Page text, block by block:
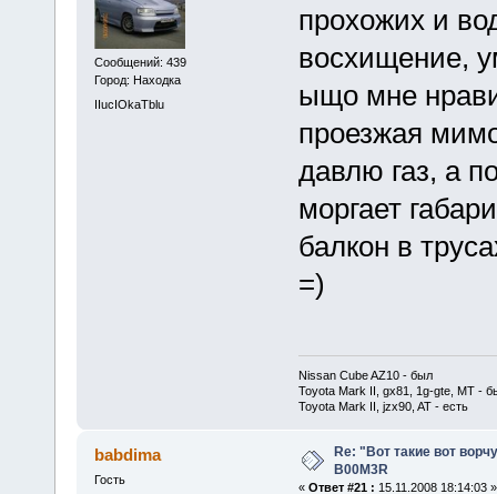
Сообщений: 439
Город: Находка
IIucIOkaTblu
прохожих и
восхищение,
ыщо мне
проезжая
давлю газ, а
моргает
балкон в
=)
Nissan Cube AZ10 - был
Toyota Mark II, gx81, 1g-gte, MT -
Toyota Mark II, jzx90, AT - есть
babdima
Гость
Re: "Вот такие вот
B00M3R
« Ответ #21 : 15.11.2008 18:14:03 »